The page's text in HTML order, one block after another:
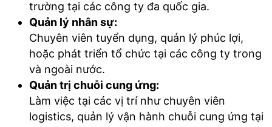
trường tại các công ty đa quốc gia.
Quản lý nhân sự:
Chuyên viên tuyển dụng, quản lý phúc lợi,
hoặc phát triển tổ chức tại các công ty trong
và ngoài nước.
Quản trị chuỗi cung ứng:
Làm việc tại các vị trí như chuyên viên
logistics, quản lý vận hành chuỗi cung ứng tại